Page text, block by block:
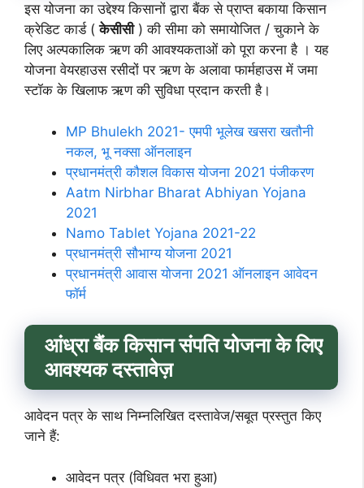
इस योजना का उद्देश्य किसानों द्वारा बैंक से प्राप्त बकाया किसान
क्रेडिट कार्ड (केसीसी) की सीमा को समायोजित / चुकाने के
लिए अल्पकालिक ऋण की आवश्यकताओं को पूरा करना है । यह
योजना वेयरहाउस रसीदों पर ऋण के अलावा फार्महाउस में जमा
स्टॉक के खिलाफ ऋण की सुविधा प्रदान करती है।
MP Bhulekh 2021- एमपी भूलेख खसरा खतौनी
नकल, भू नक्सा ऑनलाइन
प्रधानमंत्री कौशल विकास योजना 2021 पंजीकरण
Aatm Nirbhar Bharat Abhiyan Yojana
2021
Namo Tablet Yojana 2021-22
प्रधानमंत्री सौभाग्य योजना 2021
प्रधानमंत्री आवास योजना 2021 ऑनलाइन आवेदन
फॉर्म
आंध्रा बैंक किसान संपति योजना के लिए
आवश्यक दस्तावेज़
आवेदन पत्र के साथ निम्नलिखित दस्तावेज/सबूत प्रस्तुत किए
जाने हैं:
आवेदन पत्र (विधिवत भरा हुआ)